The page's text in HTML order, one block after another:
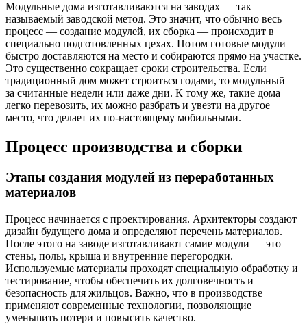
Модульные дома изготавливаются на заводах — так
называемый заводской метод. Это значит, что обычно весь
процесс — создание модулей, их сборка — происходит в
специально подготовленных цехах. Потом готовые модули
быстро доставляются на место и собираются прямо на участке.
Это существенно сокращает сроки строительства. Если
традиционный дом может строиться годами, то модульный —
за считанные недели или даже дни. К тому же, такие дома
легко перевозить, их можно разбрать и увезти на другое
место, что делает их по-настоящему мобильными.
Процесс производства и сборки
Этапы создания модулей из переработанных
материалов
Процесс начинается с проектирования. Архитекторы создают
дизайн будущего дома и определяют перечень материалов.
После этого на заводе изготавливают самие модули — это
стены, полы, крыша и внутренние перегородки.
Используемые материалы проходят специальную обработку и
тестирование, чтобы обеспечить их долговечность и
безопасность для жильцов. Важно, что в производстве
применяют современные технологии, позволяющие
уменьшить потери и повысить качество.